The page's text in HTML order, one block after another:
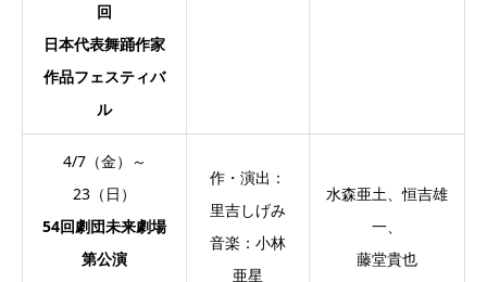
回
日本代表舞踊作家
作品フェスティバ
ル
4/7（金）～
23（日）
54回劇団未来劇場
第公演
作・演出：
里吉しげみ
音楽：小林
亜星
水森亜土、恒吉雄
一、
藤堂貴也